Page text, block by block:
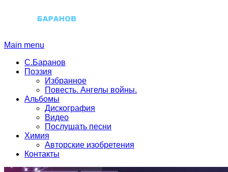
Main menu
С.Баранов
Поэзия
Избранное
Повесть. Ангелы войны.
Альбомы
Дискография
Видео
Послушать песни
Химия
Авторские изобретения
Контакты